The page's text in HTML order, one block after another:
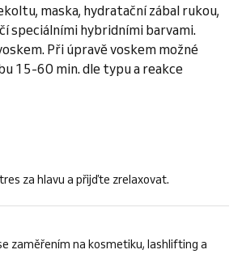
maska, hydratační zábal rukou,
speciálními hybridními barvami.
Při úpravě voskem možné
15-60 min. dle typu a reakce
za hlavu a přijďte zrelaxovat.
zaměřením na kosmetiku, lashlifting a